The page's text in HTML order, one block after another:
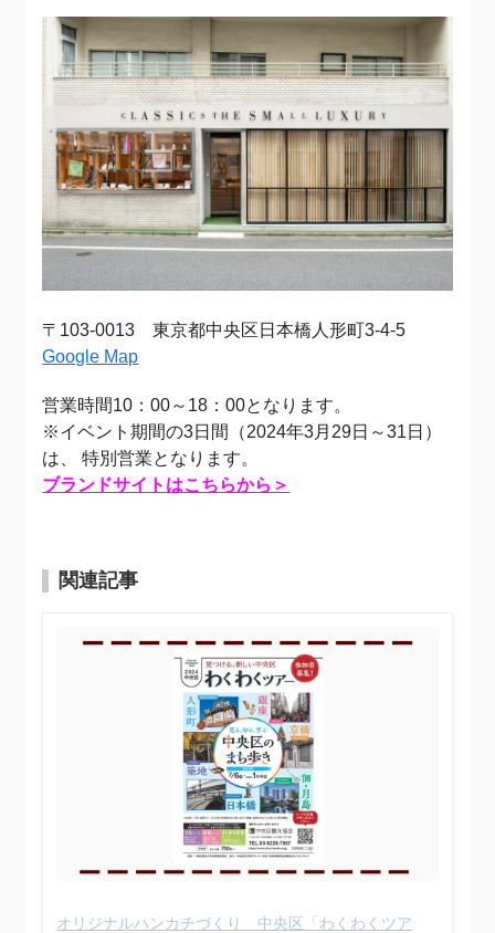
〒103-0013 東京都中央区日本橋人形町3-4-5
Google Map
営業時間10：00～18：00となります。
※イベント期間の3日間（2024年3月29日～31日）
は、特別営業となります。
ブランドサイトはこちらから＞
関連記事
オリジナルハンカチづくり 中央区「わくわくツア